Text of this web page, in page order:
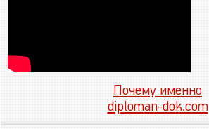
Почему именно
diploman-dok.com